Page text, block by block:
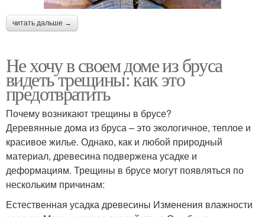
читать дальше →
Не хочу в своем доме из бруса
видеть трещины: как это
предотвратить
Почему возникают трещины в брусе?
Деревянные дома из бруса – это экологичное, теплое и
красивое жилье. Однако, как и любой природный
материал, древесина подвержена усадке и
деформациям. Трещины в брусе могут появляться по
нескольким причинам:
Естественная усадка древесины Изменения влажности